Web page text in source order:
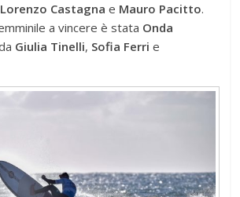
Lorenzo Castagna e Mauro Pacitto.
a vincere è stata Onda
Giulia Tinelli, Sofia Ferri e